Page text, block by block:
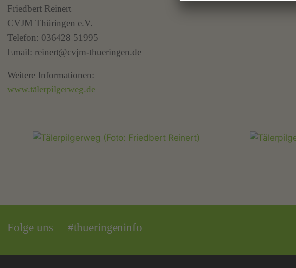
Friedbert Reinert
CVJM Thüringen e.V.
Telefon: 036428 51995
Email: reinert@cvjm-thueringen.de
Weitere Informationen:
www.tälerpilgerweg.de
Folge uns #thueringeninfo